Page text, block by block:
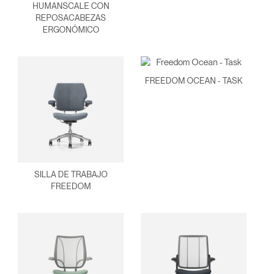
Crear una cuenta
HUMANSCALE CON
REPOSACABEZAS
ERGONÓMICO
SILLA DE TRABAJO
FREEDOM
FREEDOM OCEAN - TASK